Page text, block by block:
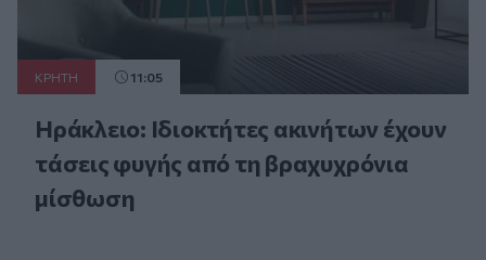
ΚΡΗΤΗ 11:05
Ηράκλειο: Ιδιοκτήτες ακινήτων έχουν
τάσεις φυγής από τη βραχυχρόνια
μίσθωση